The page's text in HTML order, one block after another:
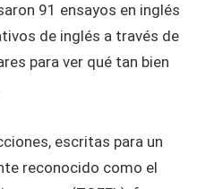
91 ensayos en inglés
de inglés a través de
para ver qué tan bien
escritas para un
reconocido como el